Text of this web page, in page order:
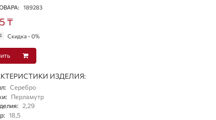
189283
₸
Скидка - 0%
ИЗДЕЛИЯ:
: Серебро
: Перламутр
: 2,29
: 18,5